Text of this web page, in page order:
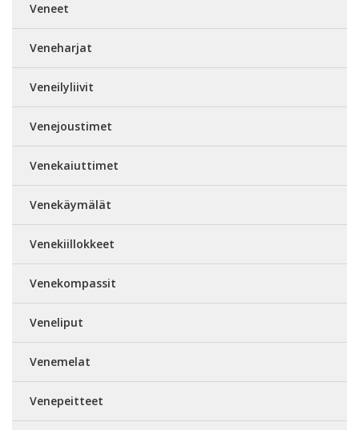
Veneet
Veneharjat
Veneilyliivit
Venejoustimet
Venekaiuttimet
Venekäymälät
Venekiillokkeet
Venekompassit
Veneliput
Venemelat
Venepeitteet